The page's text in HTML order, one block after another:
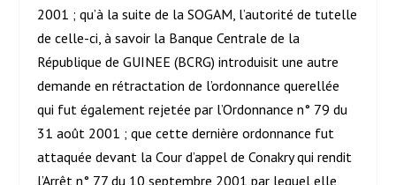
2001 ; qu’à la suite de la SOGAM, l’autorité de tutelle
de celle-ci, à savoir la Banque Centrale de la
République de GUINEE (BCRG) introduisit une autre
demande en rétractation de l’ordonnance querellée
qui fut également rejetée par l’Ordonnance n° 79 du
31 août 2001 ; que cette dernière ordonnance fut
attaquée devant la Cour d’appel de Conakry qui rendit
l’Arrêt n° 77 du 10 septembre 2001 par lequel elle